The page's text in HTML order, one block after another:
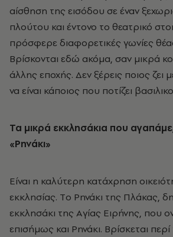
αίσθηση της εισόδου σε έναν
πλούτου και έντονο το θεατρικό
πρόσφερε διαφορετικές γωνίες
Βρίσκονται εδώ ακόμα, σαν μικρά
άλλης εποχής. Δεν ξέρεις ποιος ζει
να είναι κάποιος που ποτίζει
Τα μικρά εκκλησάκια που
«Ρηνάκι»
Είναι η καλύτερη κατάχρηση
εκκλησίας. Tο Pηνάκι της Πλάκας,
εκκλησάκι της Aγίας Eιρήνης, που
επισήμως και Pηνάκι. Bρίσκεται